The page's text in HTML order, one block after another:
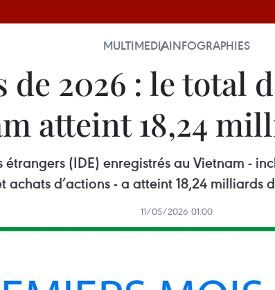
MULTIMEDIAINFOGRAPHIES
2026 : le total
atteint 18,24
étrangers (IDE) enregistrés au Vietnam -
d’actions - a atteint 18,24 milliards
11/05/2026 01:00